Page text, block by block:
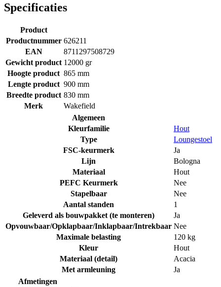
Specificaties
Product
Productnummer 626211
EAN
8711297508729
Gewicht product 12000 gr
Hoogte product 865 mm
Lengte product 900 mm
Breedte product 830 mm
Merk
Wakefield
Algemeen
Kleurfamilie
Hout
Type
Loungestoel
FSC-keurmerk
Ja
Lijn
Bologna
Materiaal
Hout
PEFC Keurmerk
Nee
Stapelbaar
Nee
Aantal standen
1
Geleverd als bouwpakket (te monteren)
Ja
Opvouwbaar/Opklapbaar/Inklapbaar/Intrekbaar Nee
Maximale belasting
120 kg
Kleur
Hout
Materiaal (detail)
Acacia
Met armleuning
Ja
Afmetingen